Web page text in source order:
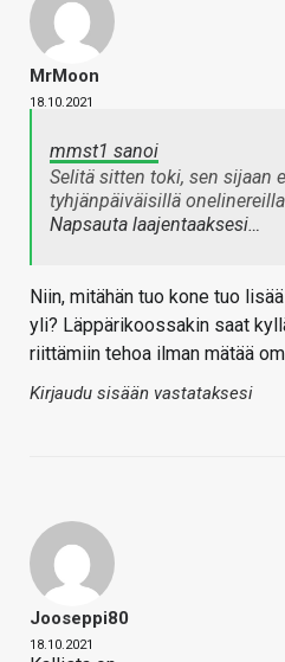
MrMoon
18.10.2021
mmst1 sanoi
Selitä sitten toki, sen sijaan
tyhjänpäiväisillä
Napsauta laajentaaksesi…
Niin, mitähän tuo kone tuo
yli? Läppärikoossakin saat
riittämiin tehoa ilman mätää
Kirjaudu sisään vastataksesi
Jooseppi80
18.10.2021